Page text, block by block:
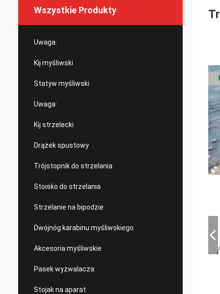
Wszystkie Produkty
Uwaga:
Kij myśliwski
Statyw myśliwski
Uwaga:
Kij strzelecki
Drążek spustowy
Trójstopnik do strzelania
Stoisko do strzelania
Strzelanie na bipodzie
Dwójnóg karabinu myśliwskiego
Akcesoria myśliwskie
Pasek wyzwalacza
Stojak na aparat